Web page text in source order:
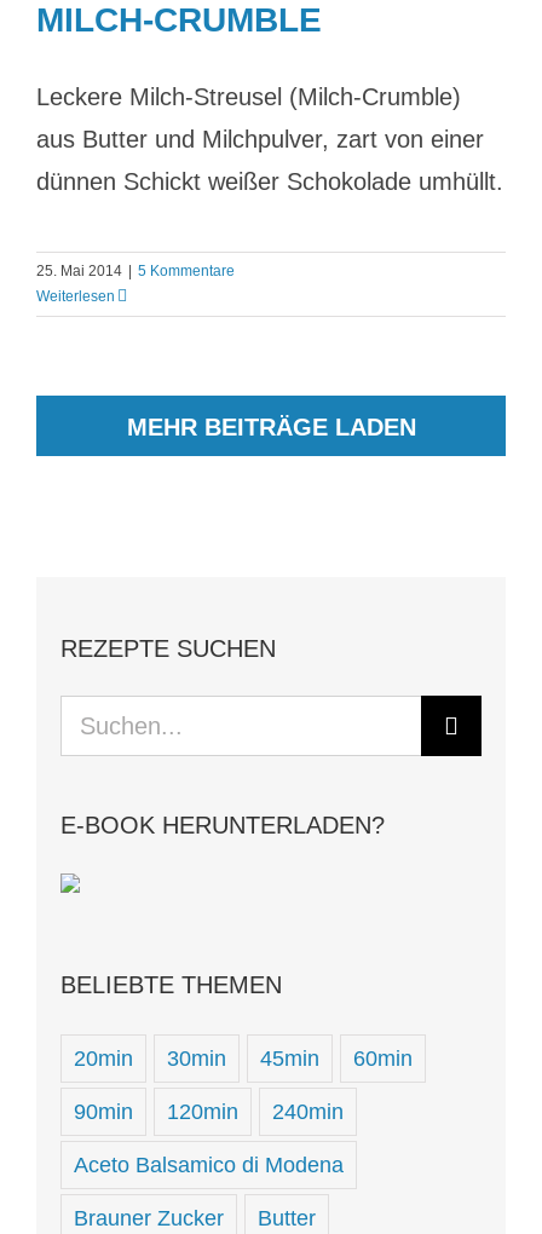
MILCH-CRUMBLE
Leckere Milch-Streusel (Milch-Crumble)
aus Butter und Milchpulver, zart von einer
dünnen Schickt weißer Schokolade umhüllt.
25. Mai 2014
5 Kommentare
Weiterlesen
MEHR BEITRÄGE LADEN
REZEPTE SUCHEN
Suche
nach:
E-BOOK HERUNTERLADEN?
BELIEBTE THEMEN
20min 30min 45min 60min
90min 120min 240min
Aceto Balsamico di Modena
Brauner Zucker Butter